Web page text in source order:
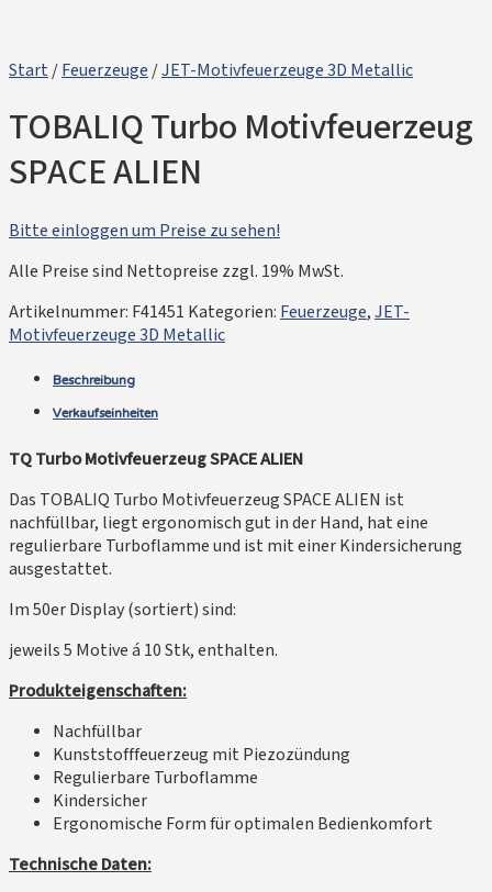
Start/Feuerzeuge /JET-Motivfeuerzeuge 3D Metallic
TOBALIQ Turbo Motivfeuerzeug
SPACE ALIEN
Bitte einloggen um Preise zu sehen!
Alle Preise sind Nettopreise zzgl. 19% MwSt.
Artikelnummer: F41451 Kategorien: Feuerzeuge,JET-
Motivfeuerzeuge 3D Metallic
Beschreibung
Verkaufseinheiten
TQ Turbo Motivfeuerzeug SPACE ALIEN
Das TOBALIQ Turbo Motivfeuerzeug SPACE ALIEN ist
nachfüllbar, liegt ergonomisch gut in der Hand, hat eine
regulierbare Turboflamme und ist mit einer Kindersicherung
ausgestattet.
Im 50er Display (sortiert) sind:
jeweils 5 Motive á 10 Stk, enthalten.
Produkteigenschaften:
Nachfüllbar
Kunststofffeuerzeug mit Piezozündung
Regulierbare Turboflamme
Kindersicher
Ergonomische Form für optimalen Bedienkomfort
Technische Daten: